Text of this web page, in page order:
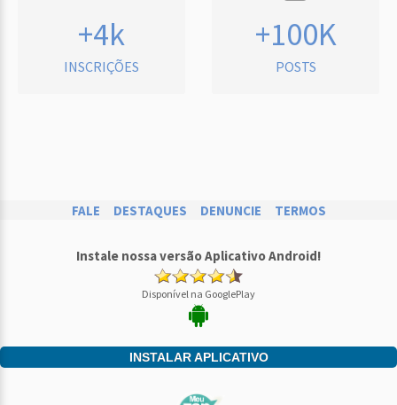
+4k
INSCRIÇÕES
+100K
POSTS
FALE DESTAQUES DENUNCIE TERMOS
Instale nossa versão Aplicativo Android!
Disponível na GooglePlay
INSTALAR APLICATIVO